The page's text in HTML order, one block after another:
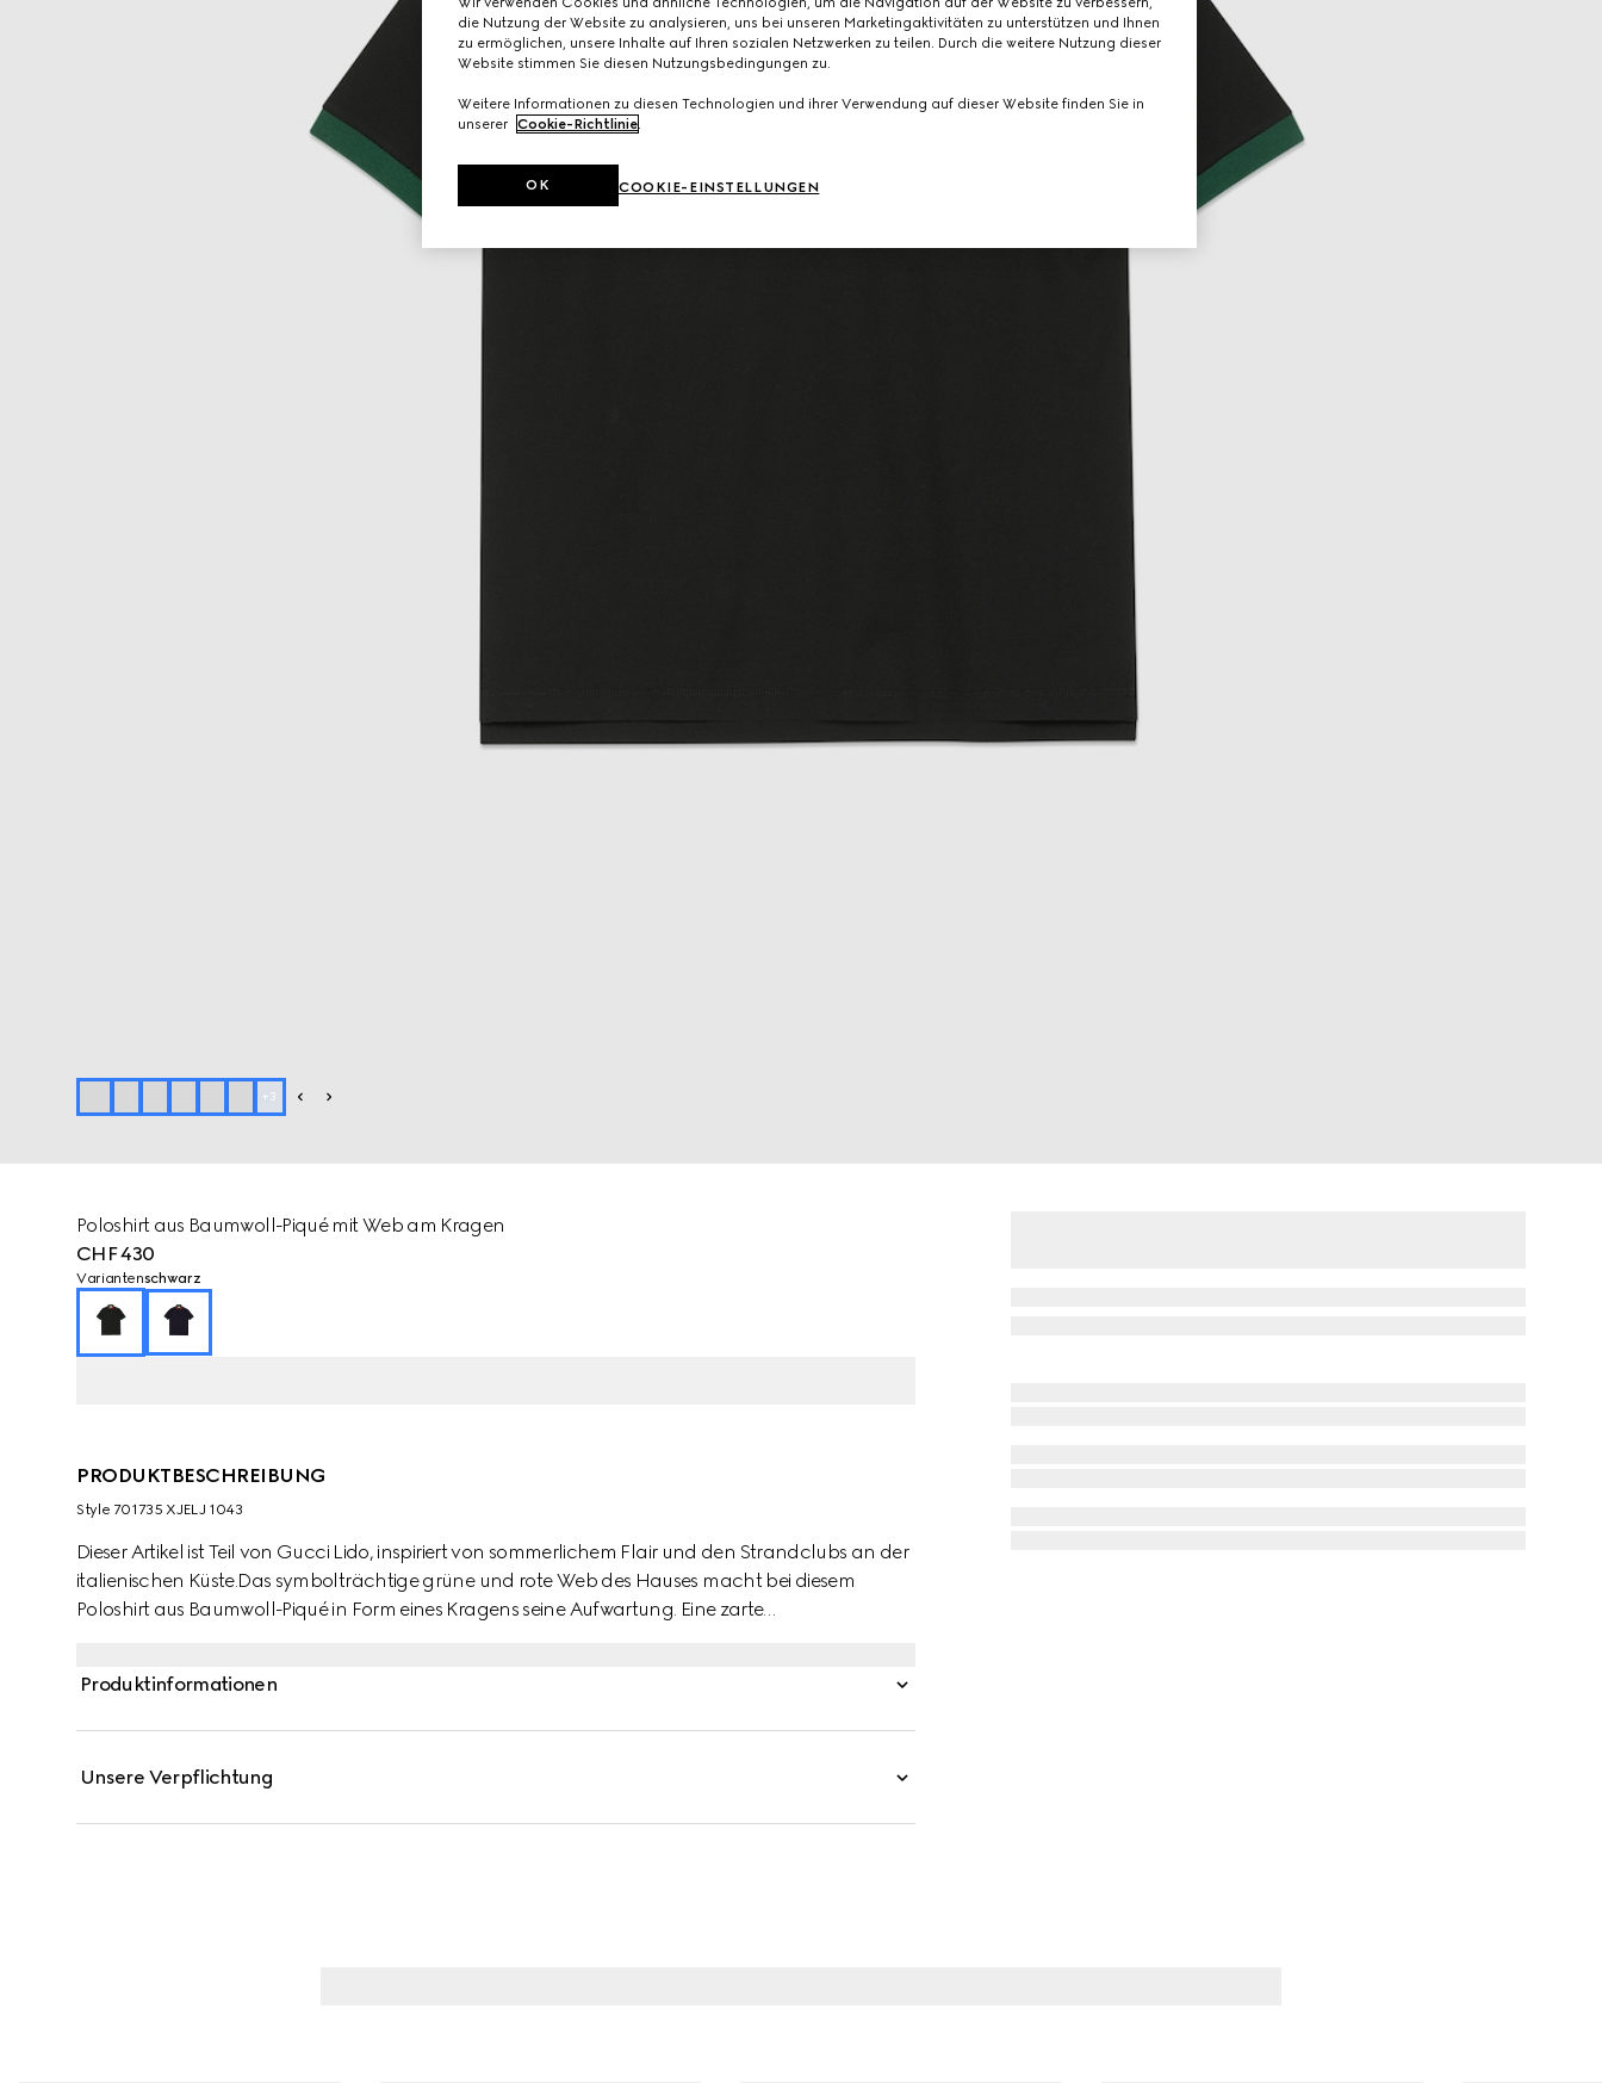
+ 3
Poloshirt aus Baumwoll-Piqué mit Web am Kragen
CHF 430
Variantenschwarz
PRODUKTBESCHREIBUNG
Style ‎701735 XJELJ 1043
Dieser Artikel ist Teil von Gucci Lido, inspiriert von sommerlichem Flair und den Strandclubs an der
italienischen Küste.Das symbolträchtige grüne und rote Web des Hauses macht bei diesem
Poloshirt aus Baumwoll-Piqué in Form eines Kragens seine Aufwartung. Eine zarte
Facetten.
Produktinformationen
Unsere Verpflichtung
die Nutzung der Website zu analysieren, uns bei unseren Marketingaktivitäten zu unterstützen und Ihnen
zu ermöglichen, unsere Inhalte auf Ihren sozialen Netzwerken zu teilen. Durch die weitere Nutzung dieser
Website stimmen Sie diesen Nutzungsbedingungen zu.
Weitere Informationen zu diesen Technologien und ihrer Verwendung auf dieser Website finden Sie in
unserer Cookie-Richtlinie
COOKIE-EINSTELLUNGEN
OK